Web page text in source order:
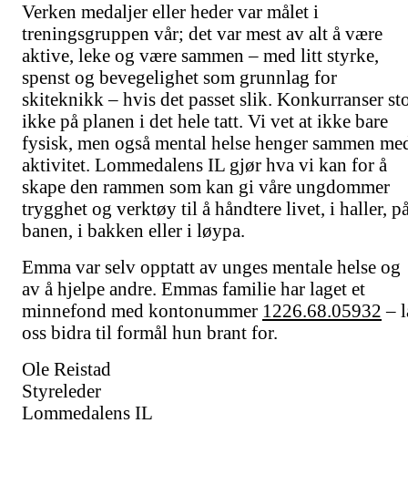
Verken medaljer eller heder var målet i
treningsgruppen vår; det var mest av alt å være
aktive, leke og være sammen – med litt styrke,
spenst og bevegelighet som grunnlag for
skiteknikk – hvis det passet slik. Konkurranser
ikke på planen i det hele tatt. Vi vet at ikke bare
fysisk, men også mental helse henger sammen
aktivitet. Lommedalens IL gjør hva vi kan for å
skape den rammen som kan gi våre ungdommer
trygghet og verktøy til å håndtere livet, i haller,
banen, i bakken eller i løypa.
Emma var selv opptatt av unges mentale helse og
av å hjelpe andre. Emmas familie har laget et
minnefond med kontonummer 1226.68.05932 –
oss bidra til formål hun brant for.
Ole Reistad
Styreleder
Lommedalens IL